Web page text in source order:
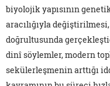
biyolojik yapısının
aracılığıyla
doğrultusunda
dinî söylemler, modern
sekülerleşmenin arttığı